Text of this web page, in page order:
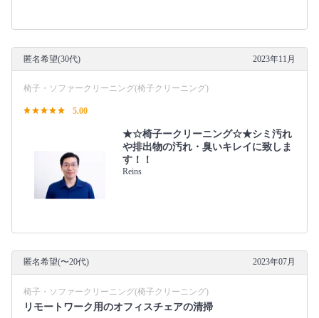
匿名希望(30代) 2023年11月
椅子・ソファークリーニング(椅子クリーニング)
5.00
★☆椅子ークリーニング☆★シミ汚れ
や排出物の汚れ・臭いキレイに致しま
す！！
Reins
匿名希望(〜20代) 2023年07月
椅子・ソファークリーニング(椅子クリーニング)
リモートワーク用のオフィスチェアの清掃